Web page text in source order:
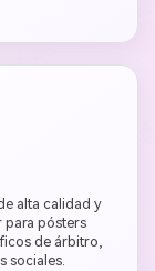
alta calidad y
para pósters
de árbitro,
sociales.